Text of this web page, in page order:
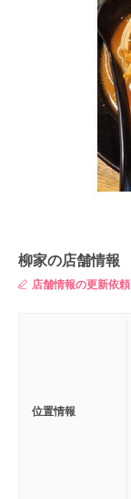
柳家の店舗情報
店舗情報の更新依頼
位置情報